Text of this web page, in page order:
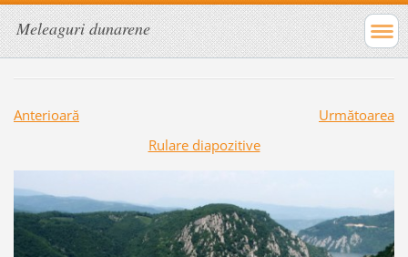
Meleaguri dunarene
Anterioară
Următoarea
Rulare diapozitive